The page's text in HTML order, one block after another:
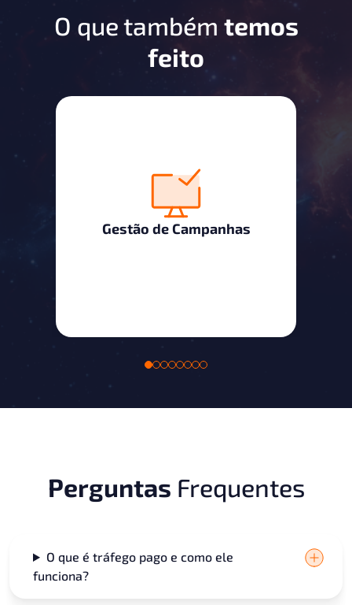
O que também temos
feito
Gestão de Campanhas
Perguntas Frequentes
O que é tráfego pago e como ele
funciona?